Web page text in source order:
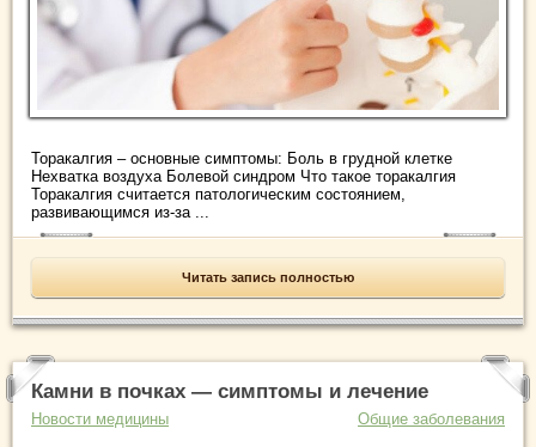
Торакалгия – основные симптомы: Боль в грудной клетке
Нехватка воздуха Болевой синдром Что такое торакалгия
Торакалгия считается патологическим состоянием,
развивающимся из-за ...
Читать запись полностью
Камни в почках — симптомы и лечение
Новости медицины Общие заболевания